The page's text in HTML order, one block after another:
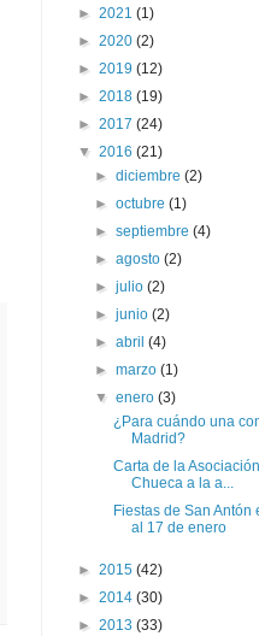
► 2021 (1)
► 2020 (2)
► 2019 (12)
► 2018 (19)
► 2017 (24)
▼ 2016 (21)
►diciembre(2)
►octubre(1)
►septiembre(4)
►agosto(2)
►julio(2)
►junio(2)
►abril(4)
►marzo(1)
▼enero(3)
¿Para cuándo una
Madrid?
Carta de la
Chueca a la a...
Fiestas de San
al 17 de enero
► 2015 (42)
► 2014 (30)
► 2013 (33)